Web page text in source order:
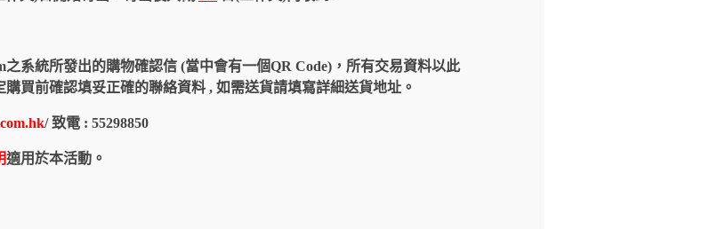
系統所發出的購物確認信 (當中會有一個QR Code)，所有交易資料以此
買前確認填妥正確的聯絡資料 , 如需送貨請填寫詳細送貨地址。
/ 致電 : 55298850
適用於本活動。